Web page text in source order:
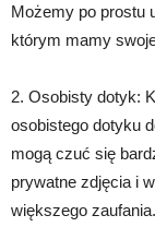
Możemy po prostu
którym mamy
2. Osobisty dotyk:
osobistego dotyku
mogą czuć się
prywatne zdjęcia i
większego zaufania.